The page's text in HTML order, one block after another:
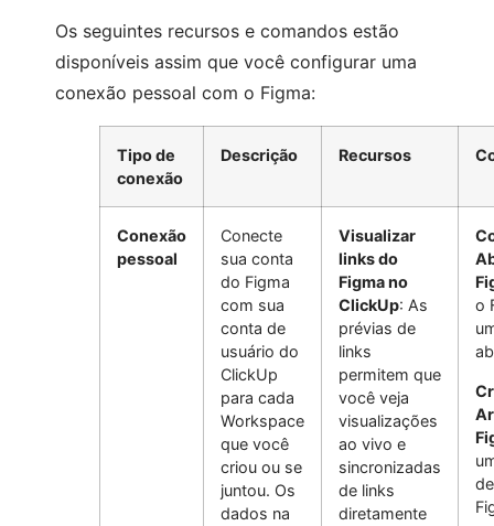
Os seguintes recursos e comandos estão
disponíveis assim que você configurar uma
conexão pessoal com o Figma:
Tipo de
conexão
Descrição Recursos
Conexão
pessoal
Conecte
sua conta
do Figma
com sua
conta de
usuário do
ClickUp
para cada
Workspace
que você
criou ou se
juntou. Os
dados na
Visualizar
links do
Figma no
ClickUp: As
prévias de
links
permitem que
você veja
visualizações
ao vivo e
sincronizadas
de links
diretamente
o